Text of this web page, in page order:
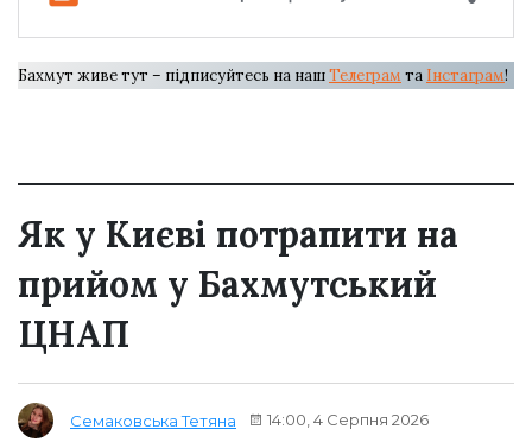
Бахмут живе тут – підписуйтесь на нашТелеграм та Інстаграм!
Як у Києві потрапити на
прийом у Бахмутський
ЦНАП
Семаковська Тетяна 14:00, 4 Серпня 2026